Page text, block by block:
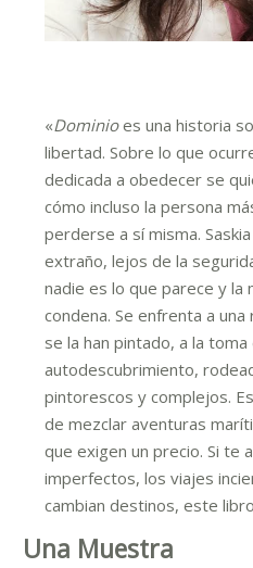
«Dominioes una historia
libertad. Sobre lo que
dedicada a obedecer se
cómo incluso la persona
perderse a sí misma.
extraño, lejos de la
nadie es lo que parece y la
condena. Se enfrenta a
se la han pintado, a la
autodescubrimiento,
pintorescos y complejos.
de mezclar aventuras
que exigen un precio. Si te
imperfectos, los viajes
cambian destinos, este
Una Muestra